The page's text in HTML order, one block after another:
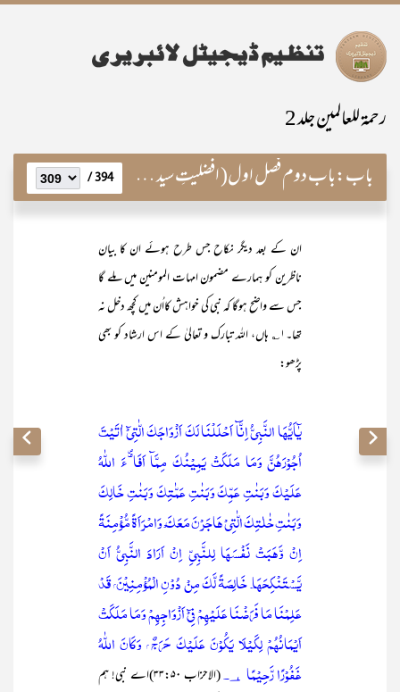
رحمۃ للعالمین جلد 2
باب:باب دوم فصل اول( افضلیتِ سید المرسلینﷺ) 394 /
ان کے بعد دیگر نکاح جس طرح ہوئے ان کا بیان
ناظرین کو ہمارے مضمون امہات المومنین میں ملے گا
جس سے واضح ہوگا کہ نبی کی خواہش کااُن میں کچھ دخل نہ
تھا۔۱؎ ہاں، اللہ تبارک و تعالیٰ کے اس ارشاد کو بھی
پڑھو:
يٰٓاَيُّهَا النَّبِيُّ اِنَّآ اَحْلَلْنَا لَكَ اَزْوَاجَكَ الّٰتِيْٓ اٰتَيْتَ
اُجُوْرَهُنَّ وَمَا مَلَكَتْ يَمِيْنُكَ مِمَّآ اَفَاۗءَ اللّٰهُ
عَلَيْكَ وَبَنٰتِ عَمِّكَ وَبَنٰتِ عَمّٰتِكَ وَبَنٰتِ خَالِكَ
وَبَنٰتِ خٰلٰتِكَ الّٰتِيْ هَاجَرْنَ مَعَكَ ۡ وَامْرَاَةً مُّؤْمِنَةً
اِنْ وَّهَبَتْ نَفْسَهَا لِلنَّبِيِّ اِنْ اَرَادَ النَّبِيُّ اَنْ
يَّسْتَنْكِحَهَا ۤ خَالِصَةً لَّكَ مِنْ دُوْنِ الْمُؤْمِنِيْنَ ۭ قَدْ
عَلِمْنَا مَا فَرَضْنَا عَلَيْهِمْ فِيْٓ اَزْوَاجِهِمْ وَمَا مَلَكَتْ
اَيْمَانُهُمْ لِكَيْلَا يَكُوْنَ عَلَيْكَ حَرَجٌ ۭ وَكَانَ اللّٰهُ
غَفُوْرًا رَّحِيْمًا ؀۔
(الاحزاب ۳۳:۵۰)اے نبی! ہم